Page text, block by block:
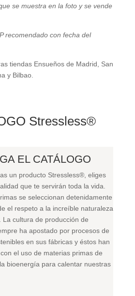
se muestra en la foto y se vende
recomendado con fecha del
tiendas Ensueños de Madrid, San
y Bilbao.
Stressless®
EL CATÁLOGO
un producto Stressless®, eliges
que te servirán toda la vida.
se seleccionan detenidamente
el respeto a la increíble naturaleza
La cultura de producción de
ha apostado por procesos de
en sus fábricas y éstos han
el uso de materias primas de
bioenergía para calentar nuestras